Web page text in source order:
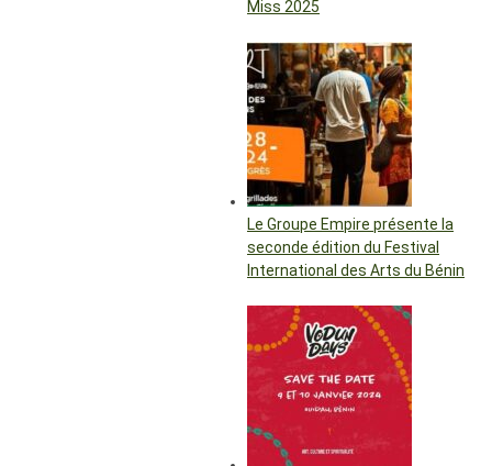
Miss 2025
Le Groupe Empire présente la
seconde édition du Festival
International des Arts du Bénin